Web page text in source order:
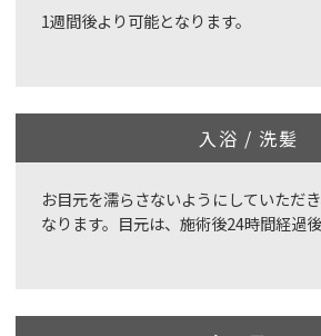
1週間後より可能となります。
入浴 / 洗髪
お目元を濡らさないようにしていただ
なります。目元は、施術後24時間経過後